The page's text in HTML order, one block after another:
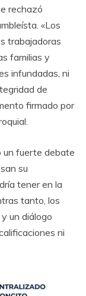
rechazó
«Los
trabajadoras
familias y
infundadas, ni
de
firmado por
un fuerte debate
su
tener en la
tanto, los
un diálogo
ni